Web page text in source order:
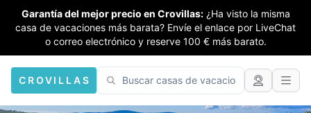
Garantía del mejor precio en Crovillas: ¿Ha visto la misma
casa de vacaciones más barata? Envíe el enlace por LiveChat
o correo electrónico y reserve 100 € más barato.
CROVILLAS